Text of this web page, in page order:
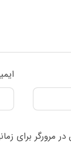
مرورگر برای